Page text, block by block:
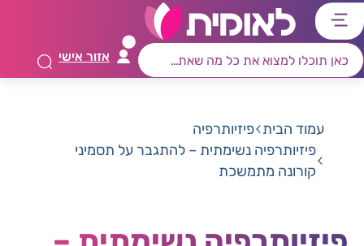
דלג
לתפריט
ראשי
דלג
לרכיב
חיפוש
דלג
לתוכן
מרכזי
דלג
לאזור
קישורים
אזור אישי
עמוד הבית פיזיותרפיה
פיזיותרפיה נשימתית – להתגבר על תסמיני
קורונה מתמשכת